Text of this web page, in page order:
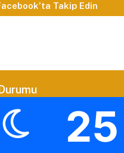
Takip Edin
25